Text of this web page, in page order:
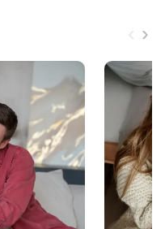
›